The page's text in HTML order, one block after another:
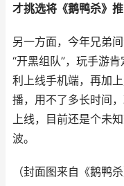
才挑选将《鹅鸭杀》推
另一方面，今年兄弟
“开黑组队”，玩手游
利上线手机端，再加
播，用不了多长时间
上线，目前还是个未
波。
（封面图来自《鹅鸭杀